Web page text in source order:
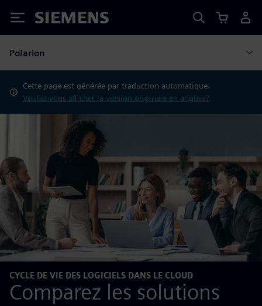
Siemens
Polarion
Cette page est générée par traduction automatique.
Voulez-vous afficher la version originale en anglais?
CYCLE DE VIE DES LOGICIELS DANS LE CLOUD
Comparez les solutions